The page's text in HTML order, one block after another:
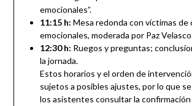
emocionales”.
11:15 h: Mesa redonda con víctimas de
emocionales, moderada por Paz
12:30 h: Ruegos y preguntas;
la jornada.
Estos horarios y el orden de
sujetos a posibles ajustes, por lo que
los asistentes consultar la